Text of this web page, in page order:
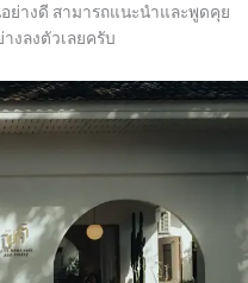
ย่างดี สามารถแนะนำและพูดคุย
งลงตัวเลยครับ